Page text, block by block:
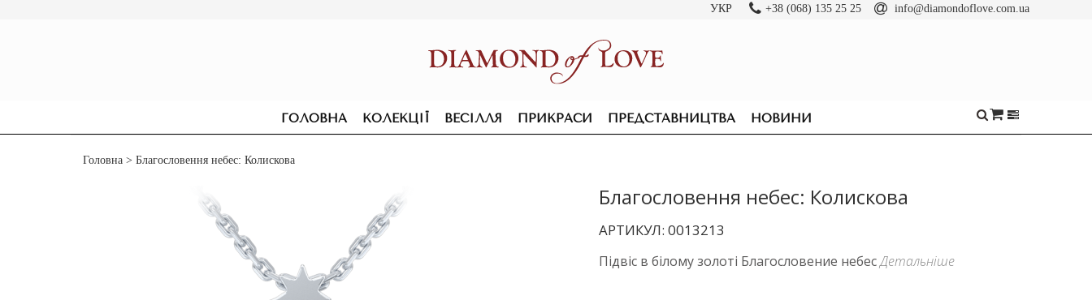
УКР +38 (068) 135 25 25 info@diamondoflove.com.ua
ГОЛОВНА КОЛЕКЦІЇ ВЕСІЛЛЯ ПРИКРАСИ ПРЕДСТАВНИЦТВА НОВИНИ
Головна > Благословення небес: Колискова
Благословення небес: Колискова
АРТИКУЛ: 0013213
Підвіс в білому золоті Благословение небесДетальніше